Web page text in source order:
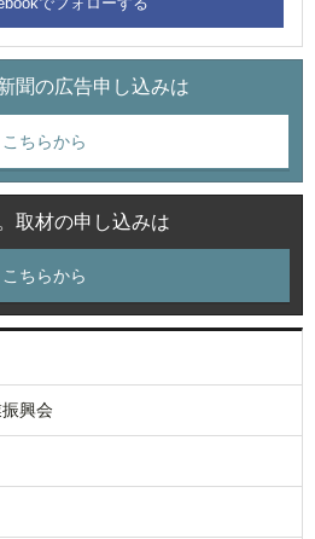
聞の広告申し込みは
こちらから
取材の申し込みは
こちらから
興会